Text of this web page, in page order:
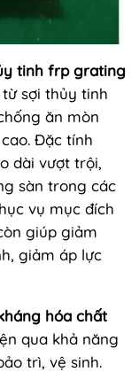
tinh frp grating
sợi thủy tinh
ăn mòn
Đặc tính
dài vượt trội,
sàn trong các
vụ mục đích
giúp giảm
giảm áp lực
hóa chất
qua khả năng
trì, vệ sinh.